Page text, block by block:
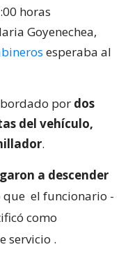
horas
Goyenechea,
esperaba al
por dos
del vehículo,
.
a descender
que el funcionario -
como
servicio .